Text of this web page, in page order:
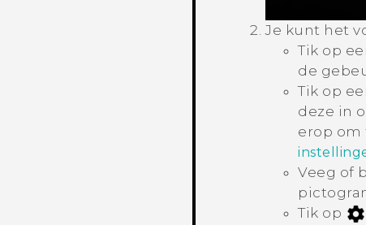
Je kunt het
Tik op
de
Tik op
deze in
erop om
Veeg of
Tik op